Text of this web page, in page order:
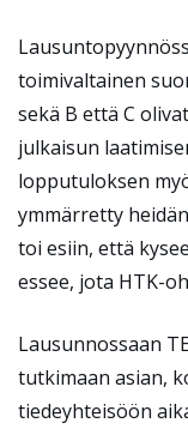
toimivaltainen
sekä B että C
julkaisun
lopputuloksen
ymmärretty
toi esiin, että
essee, jota HTK-
Lausunnossaan
tutkimaan asian,
tiedeyhteisöön